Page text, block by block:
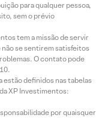
para qualquer pessoa,
sem o prévio
tem a missão de servir
se sentirem satisfeitos
O contato pode
estão definidos nas tabelas
XP Investimentos:
por quaisquer